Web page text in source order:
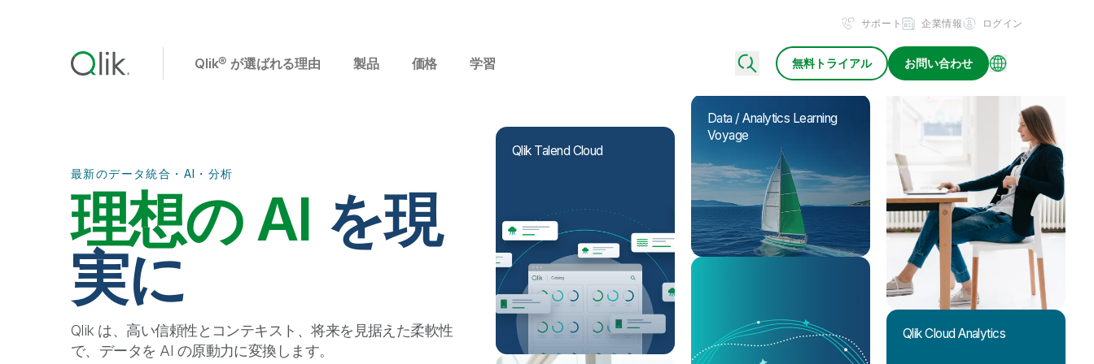
サポート 企業情報 ログイン
Qlik® が選ばれる理由 製品 価格 学習 無料トライアル お問い合わせ
最新のデータ統合・AI・分析
理想の AI を現
実に
Qlik は、高い信頼性とコンテキスト、将来を見据えた柔軟性
で、データを AI の原動力に変換します。
Qlik Talend Cloud
Data / Analytics Learning
Voyage
Qlik Cloud Analytics